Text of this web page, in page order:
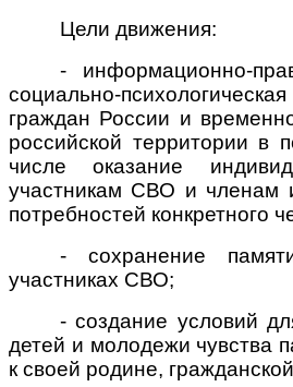
Цели движения:
- информационно-
социально-
граждан России и
российской территории в
числе оказание
участникам СВО и членам
потребностей конкретного
- сохранение
участниках СВО;
- создание условий
детей и молодежи чувства
к своей родине,